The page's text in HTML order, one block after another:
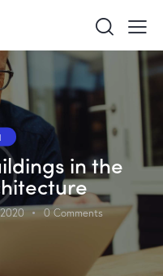
in the
0 Comments